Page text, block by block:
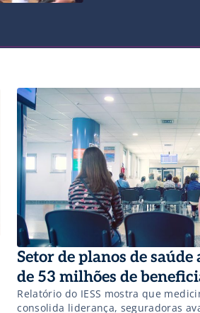
Setor de planos de
de 53 milhões de
Relatório do IESS mostra que
consolida liderança, seguradoras